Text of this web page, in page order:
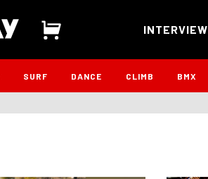
INTERVIEW
SURF DANCE CLIMB BMX